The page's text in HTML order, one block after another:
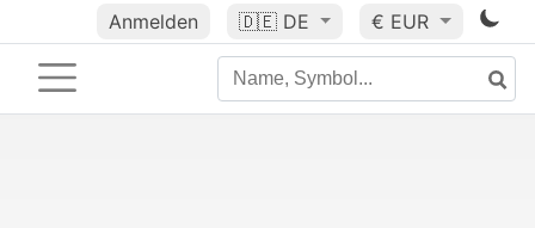
Anmelden 🇩🇪 DE € EUR